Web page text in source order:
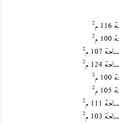
م 2
م 2
107 م 2
124 م 2
م 2
م 2
111 م 2
103 م 2